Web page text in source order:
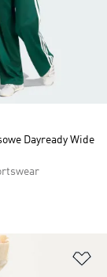
Dayready Wide